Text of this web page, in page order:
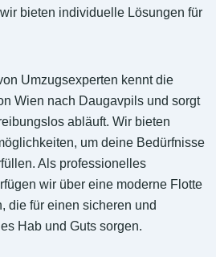
bieten individuelle Lösungen für
Umzugsexperten kennt die
Wien nach Daugavpils und sorgt
abläuft. Wir bieten
um deine Bedürfnisse
Als professionelles
wir über eine moderne Flotte
die für einen sicheren und
Hab und Guts sorgen.